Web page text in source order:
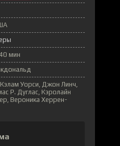
мин
Уорси, Джон Линч,
Р. Дуглас, Кэролайн
Вероника Херрен-